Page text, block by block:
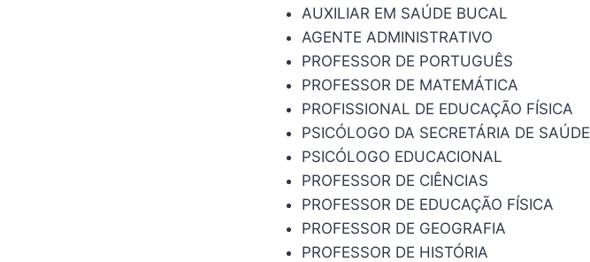
AUXILIAR EM SAÚDE BUCAL
AGENTE ADMINISTRATIVO
PROFESSOR DE PORTUGUÊS
PROFESSOR DE MATEMÁTICA
PROFISSIONAL DE EDUCAÇÃO FÍSICA
PSICÓLOGO DA SECRETÁRIA DE SAÚDE
PSICÓLOGO EDUCACIONAL
PROFESSOR DE CIÊNCIAS
PROFESSOR DE EDUCAÇÃO FÍSICA
PROFESSOR DE GEOGRAFIA
PROFESSOR DE HISTÓRIA